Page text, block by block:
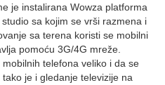
je instalirana Wowza platforma
sa kojim se vrši razmena i
sa terena koristi se mobilni
pomoću 3G/4G mreže.
telefona veliko i da se
je i gledanje televizije na